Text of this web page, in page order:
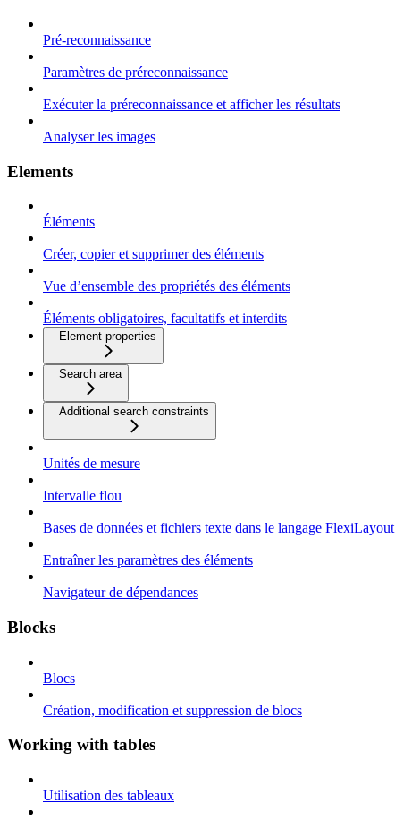
Pré-reconnaissance
Paramètres de préreconnaissance
Exécuter la préreconnaissance et afficher les résultats
Analyser les images
Elements
Éléments
Créer, copier et supprimer des éléments
Vue d’ensemble des propriétés des éléments
Éléments obligatoires, facultatifs et interdits
Element properties
Search area
Additional search constraints
Unités de mesure
Intervalle flou
Bases de données et fichiers texte dans le langage FlexiLayout
Entraîner les paramètres des éléments
Navigateur de dépendances
Blocks
Blocs
Création, modification et suppression de blocs
Working with tables
Utilisation des tableaux